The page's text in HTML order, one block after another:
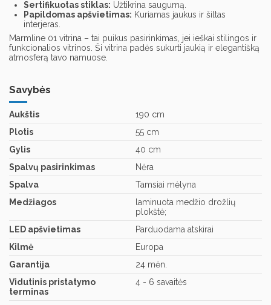
Sertifikuotas stiklas: Užtikrina saugumą.
Papildomas apšvietimas: Kuriamas jaukus ir šiltas
interjeras.
Marmline 01 vitrina – tai puikus pasirinkimas, jei ieškai stilingos ir
funkcionalios vitrinos. Ši vitrina padės sukurti jaukią ir elegantišką
atmosferą tavo namuose.
Savybės
Aukštis
190 cm
Plotis
55 cm
Gylis
40 cm
Spalvų pasirinkimas
Nėra
Spalva
Tamsiai mėlyna
Medžiagos
laminuota medžio drožlių
plokštė;
LED apšvietimas
Parduodama atskirai
Kilmė
Europa
Garantija
24 mėn.
Vidutinis pristatymo
terminas
4 - 6 savaitės